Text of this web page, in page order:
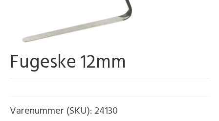
Fugeske 12mm
Varenummer (SKU): 24130